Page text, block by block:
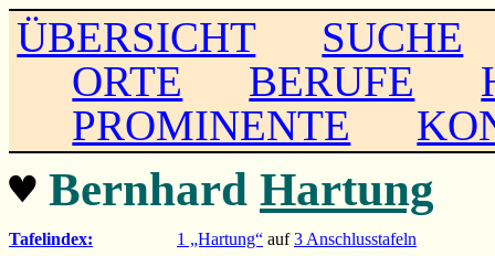
ÜBERSICHT
SUCHE
ORTE
BERUFE
PROMINENTE
♥ Bernhard Hartung
Tafelindex: 1 „Hartung“ auf3 Anschlusstafeln